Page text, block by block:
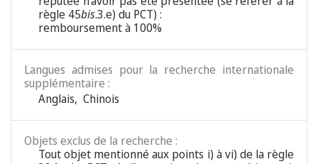
règle 45bis.3.e) du PCT) :
remboursement à 100%
Langues admises pour la recherche internationale
supplémentaire :
Anglais, Chinois
Objets exclus de la recherche :
Tout objet mentionné aux points i) à vi) de la règle